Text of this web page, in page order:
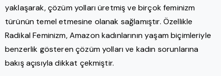
yaklaşarak, çözüm yolları üretmiş ve birçok feminizm
türünün temel etmesine olanak sağlamıştır. Özellikle
Radikal Feminizm, Amazon kadınlarının yaşam biçimleriyle
benzerlik gösteren çözüm yolları ve kadın sorunlarına
bakış açısıyla dikkat çekmiştir.